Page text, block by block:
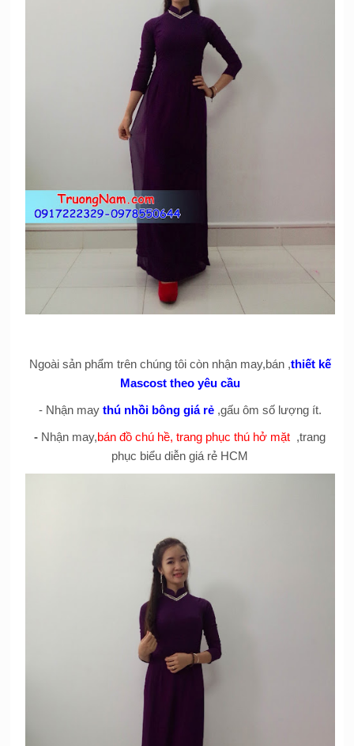
Ngoài sản phẩm trên chúng tôi còn nhận may,bán ,thiết kế
Mascost theo yêu cầu
- Nhận may thú nhồi bông giá rẻ,gấu ôm số lượng ít.
- Nhận may,bán đồ chú hề, trang phục thú hở mặt ,trang
phục biểu diễn giá rẻ HCM